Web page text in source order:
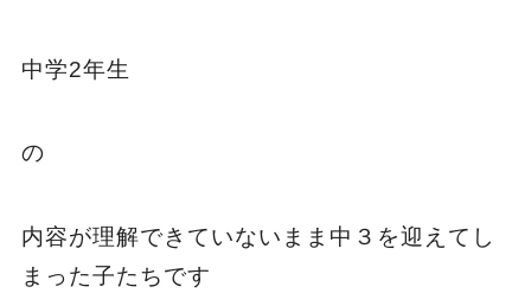
中学2年生
の
内容が理解できていないまま中３を迎えてし
まった子たちです